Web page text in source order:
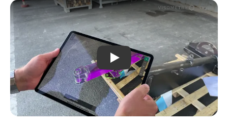
Play: Incoming Goods